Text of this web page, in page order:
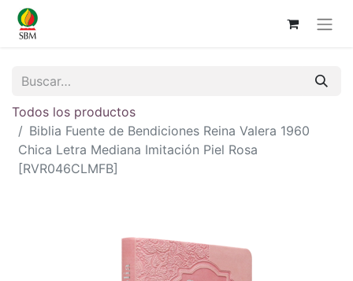
Todos los productos
Biblia Fuente de Bendiciones Reina Valera 1960
Chica Letra Mediana Imitación Piel Rosa
[RVR046CLMFB]